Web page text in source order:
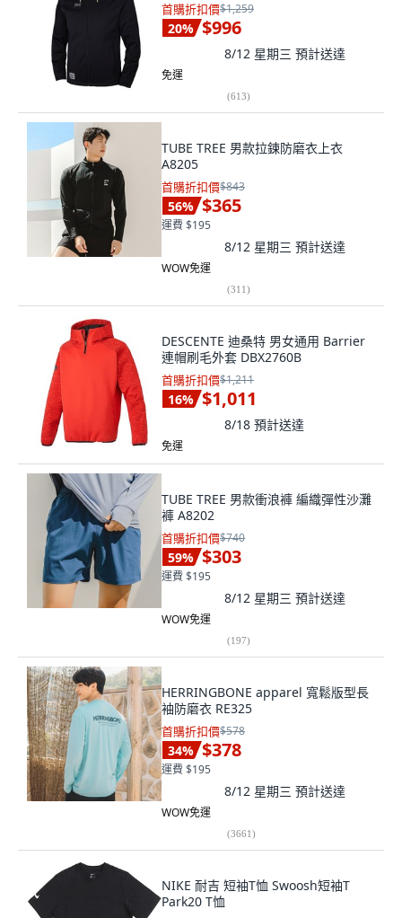
首購折扣價$1,259
20% $996
8/12 星期三 預計送達
免運
(613)
TUBE TREE 男款拉鍊防磨衣上衣
A8205
首購折扣價$843
56% $365
運費 $195
8/12 星期三 預計送達
WOW免運
(311)
DESCENTE 迪桑特 男女通用 Barrier
連帽刷毛外套 DBX2760B
首購折扣價$1,211
16% $1,011
8/18 預計送達
免運
TUBE TREE 男款衝浪褲 編織彈性沙灘
褲 A8202
首購折扣價$740
59% $303
運費 $195
8/12 星期三 預計送達
WOW免運
(197)
HERRINGBONE apparel 寬鬆版型長
袖防磨衣 RE325
首購折扣價$578
34% $378
運費 $195
8/12 星期三 預計送達
WOW免運
(3661)
NIKE 耐吉 短袖T恤 Swoosh短袖T
Park20 T恤